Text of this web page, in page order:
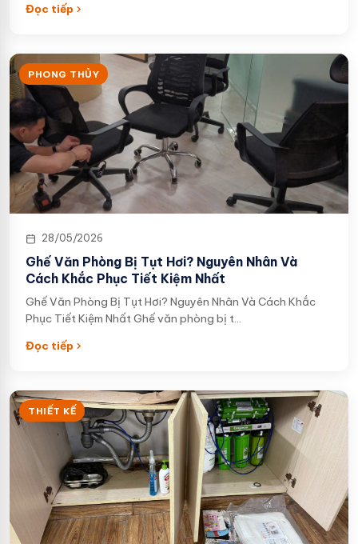
Đọc tiếp
PHONG THỦY
28/05/2026
Ghế Văn Phòng Bị Tụt Hơi? Nguyên Nhân Và
Cách Khắc Phục Tiết Kiệm Nhất
Ghế Văn Phòng Bị Tụt Hơi? Nguyên Nhân Và Cách Khắc
Phục Tiết Kiệm Nhất Ghế văn phòng bị t…
Đọc tiếp
THIẾT KẾ